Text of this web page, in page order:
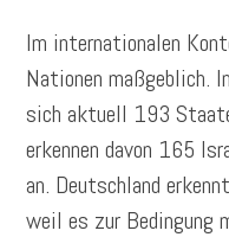
Im internationalen
Nationen maßgeblich.
sich aktuell 193
erkennen davon 165
an. Deutschland
weil es zur Bedingung